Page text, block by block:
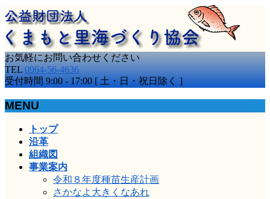
お気軽にお問い合わせください
TEL 0964-56-4636
受付時間 9:00 - 17:00 [ 土・日・祝日除く ]
MENU
トップ
沿革
組織図
事業案内
令和８年度種苗生産計画
さかなよ大きくなあれ